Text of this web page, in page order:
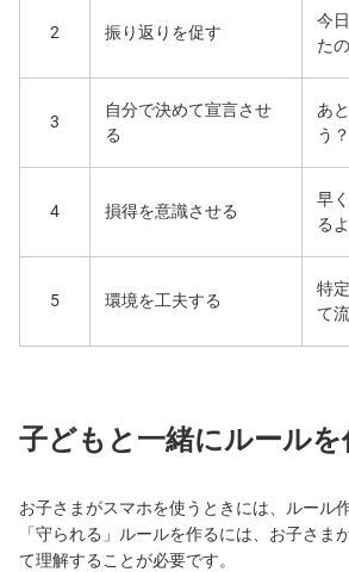
2 振り返りを促す
今
た
3
自分で決めて宣言させ
る
あ
う？
4 損得を意識させる
早
るよ
5 環境を工夫する
特
て
子どもと一緒にルールを
お子さまがスマホを使うときには、ルール
「守られる」ルールを作るには、お子さま
て理解することが必要です。